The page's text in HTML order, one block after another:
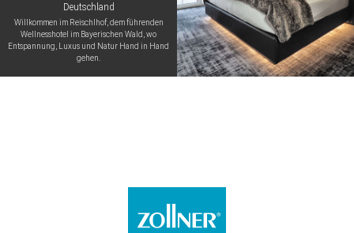
Deutschland
Willkommen im Reischlhof, dem führenden
Wellnesshotel im Bayerischen Wald, wo
Entspannung, Luxus und Natur Hand in Hand
gehen.